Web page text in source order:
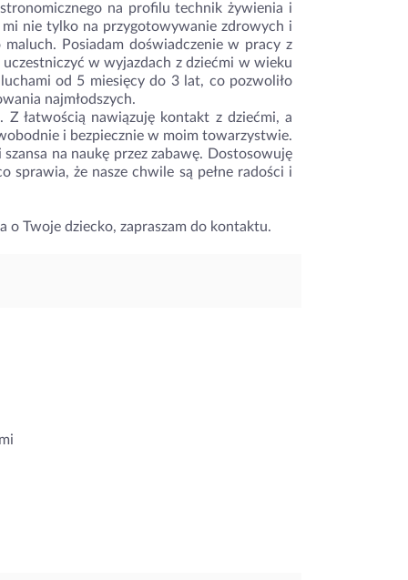
na profilu technik żywienia i
nie tylko na przygotowywanie zdrowych i
Posiadam doświadczenie w pracy z
w wyjazdach z dziećmi w wieku
od 5 miesięcy do 3 lat, co pozwoliło
najmłodszych.
łatwością nawiązuję kontakt z dziećmi, a
i bezpiecznie w moim towarzystwie.
na naukę przez zabawę. Dostosowuję
sprawia, że nasze chwile są pełne radości i
o Twoje dziecko, zapraszam do kontaktu.